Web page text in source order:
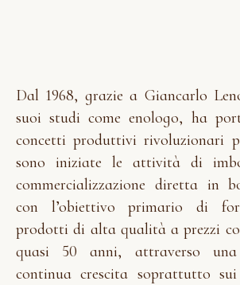
Dal 1968, grazie a Giancarlo
suoi studi come enologo, ha
concetti produttivi rivoluzionari
sono iniziate le attività di
commercializzazione diretta in
con l’obiettivo primario di
prodotti di alta qualità a prezzi
quasi 50 anni, attraverso una
continua crescita soprattutto